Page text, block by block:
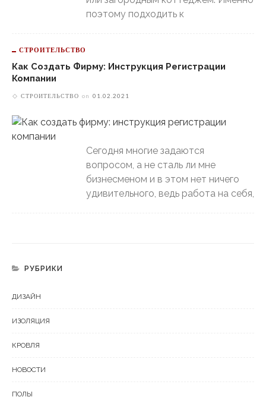
поэтому подходить к
СТРОИТЕЛЬСТВО
Как Создать Фирму: Инструкция Регистрации
Компании
СТРОИТЕЛЬСТВО on 01.02.2021
Сегодня многие задаются
вопросом, а не сталь ли мне
бизнесменом и в этом нет ничего
удивительного, ведь работа на себя,
РУБРИКИ
ДИЗАЙН
ИЗОЛЯЦИЯ
КРОВЛЯ
НОВОСТИ
ПОЛЫ